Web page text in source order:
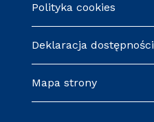
Polityka cookies
Deklaracja dostępności
Mapa strony